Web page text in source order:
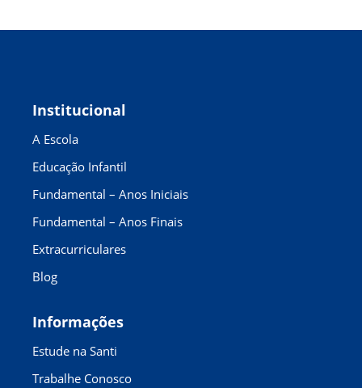
Institucional
A Escola
Educação Infantil
Fundamental – Anos Iniciais
Fundamental – Anos Finais
Extracurriculares
Blog
Informações
Estude na Santi
Trabalhe Conosco